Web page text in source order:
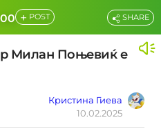
+ POST
Милан Поњевиќ е
Кристина Гиева
10.02.2025
SHARE